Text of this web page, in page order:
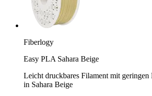
Fiberlogy
Easy PLA Sahara Beige
Leicht druckbares Filament mit geringen
in Sahara Beige